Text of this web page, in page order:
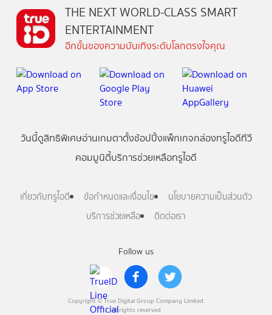
Follow us
Copyright © True Digital Group Company Limited.
All rights reserved
THE NEXT WORLD-CLASS SMART
ENTERTAINMENT
อีกขั้นของความบันเทิงระดับโลกตรงใจคุณ
วันนี้ดูสิทธิพิเศษอ่านเกมตาตั้งช้อปปิ้งแพ็กเกจกล่องทรูไอดีทีวี
คอมมูนิตี้บริการช่วยเหลือทรูไอดี
เกี่ยวกับทรูไอดี ข้อกำหนดและเงื่อนไข
นโยบายความเป็นส่วนตัว
บริการช่วยเหลือ
ติดต่อเรา